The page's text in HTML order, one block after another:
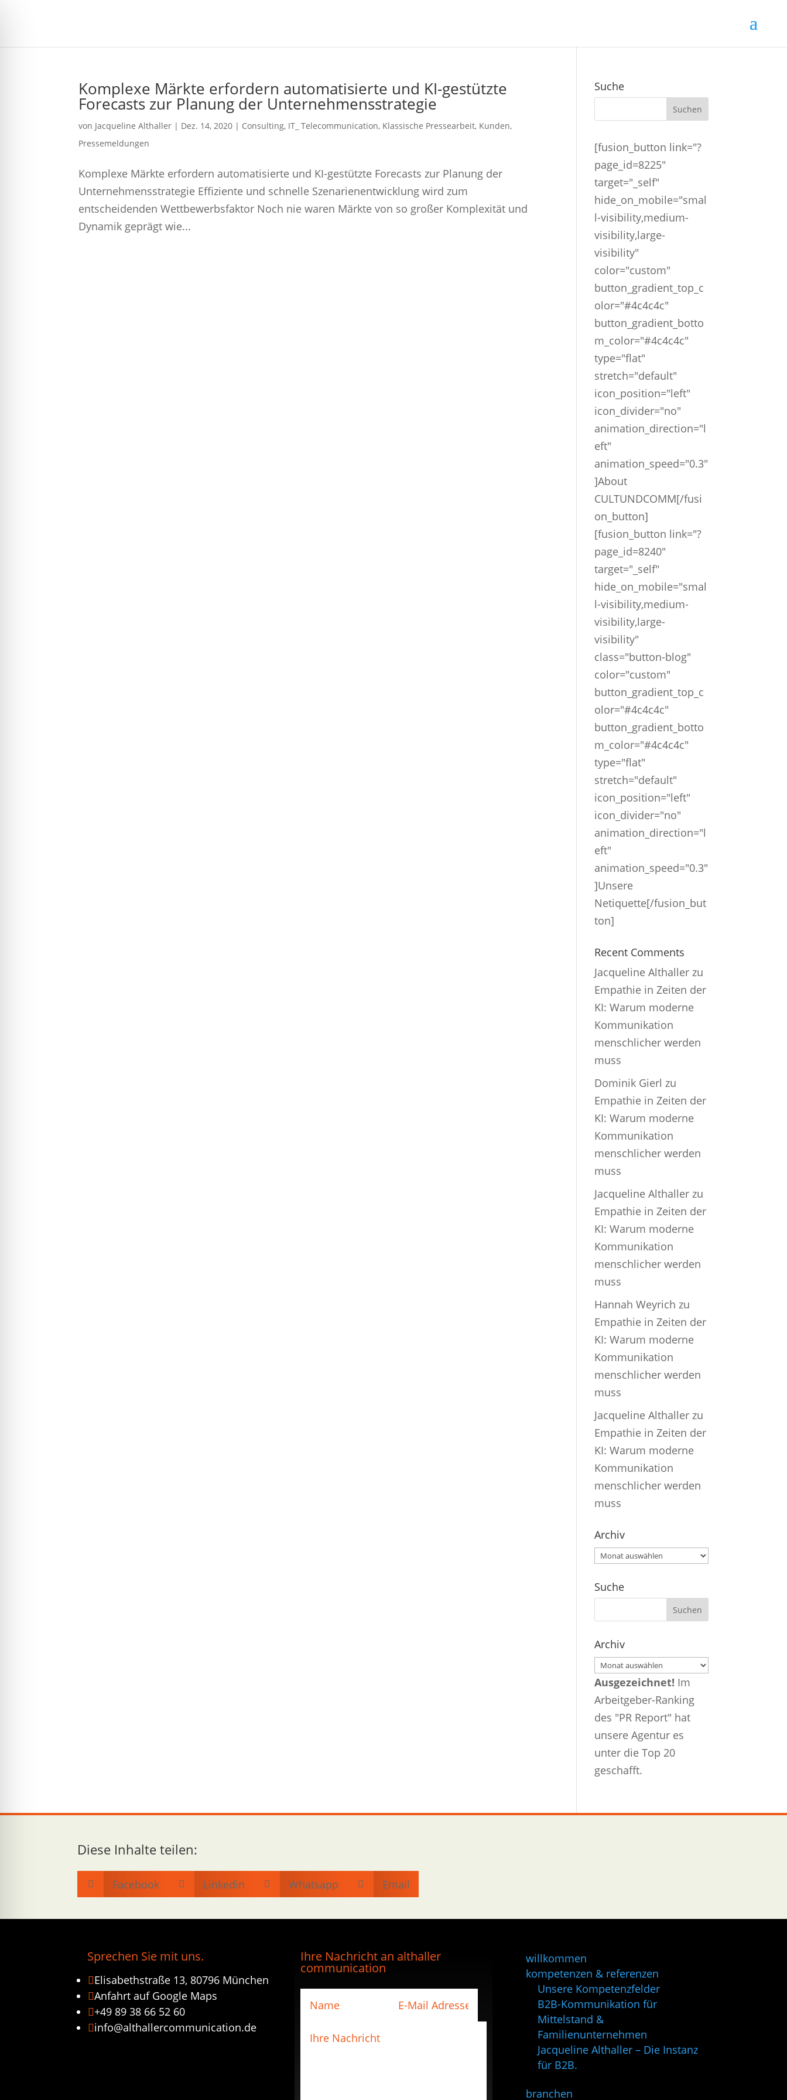
Komplexe Märkte erfordern automatisierte und KI-gestützte
Forecasts zur Planung der Unternehmensstrategie
von Jacqueline Althaller | Dez. 14, 2020 | Consulting, IT_ Telecommunication, Klassische Pressearbeit, Kunden,
Pressemeldungen
Komplexe Märkte erfordern automatisierte und KI-gestützte Forecasts zur Planung der
Unternehmensstrategie Effiziente und schnelle Szenarienentwicklung wird zum
entscheidenden Wettbewerbsfaktor Noch nie waren Märkte von so großer Komplexität und
Dynamik geprägt wie...
Suche
[fusion_button link="?
page_id=8225"
target="_self"
hide_on_mobile="smal
l-visibility,medium-
visibility,large-
visibility"
color="custom"
button_gradient_top_c
olor="#4c4c4c"
button_gradient_botto
m_color="#4c4c4c"
type="flat"
stretch="default"
icon_position="left"
icon_divider="no"
animation_direction="l
eft"
animation_speed="0.3"
]About
CULTUNDCOMM[/fusi
on_button]
[fusion_button link="?
page_id=8240"
target="_self"
hide_on_mobile="smal
l-visibility,medium-
visibility,large-
visibility"
class="button-blog"
color="custom"
button_gradient_top_c
olor="#4c4c4c"
button_gradient_botto
m_color="#4c4c4c"
type="flat"
stretch="default"
icon_position="left"
icon_divider="no"
animation_direction="l
eft"
animation_speed="0.3"
]Unsere
Netiquette[/fusion_but
ton]
Recent Comments
Jacqueline Althaller zu
Empathie in Zeiten der
KI: Warum moderne
Kommunikation
menschlicher werden
muss
Dominik Gierl zu
Empathie in Zeiten der
KI: Warum moderne
Kommunikation
menschlicher werden
muss
Jacqueline Althaller zu
Empathie in Zeiten der
KI: Warum moderne
Kommunikation
menschlicher werden
muss
Hannah Weyrich zu
Empathie in Zeiten der
KI: Warum moderne
Kommunikation
menschlicher werden
muss
Jacqueline Althaller zu
Empathie in Zeiten der
KI: Warum moderne
Kommunikation
menschlicher werden
muss
Archiv
Archiv
Suche
Archiv
Archiv
Ausgezeichnet! Im
Arbeitgeber-Ranking
des "PR Report" hat
unsere Agentur es
unter die Top 20
geschafft.
Diese Inhalte teilen:
 Facebook  Linkedin  Whatsapp  Email
Sprechen Sie mit uns.
Elisabethstraße 13, 80796 München
Anfahrt auf Google Maps
+49 89 38 66 52 60
info@althallercommunication.de
Ihre Nachricht an althaller
communication
willkommen
kompetenzen & referenzen
Unsere Kompetenzfelder
B2B-Kommunikation für
Mittelstand &
Familienunternehmen
Jacqueline Althaller – Die Instanz
für B2B.
branchen